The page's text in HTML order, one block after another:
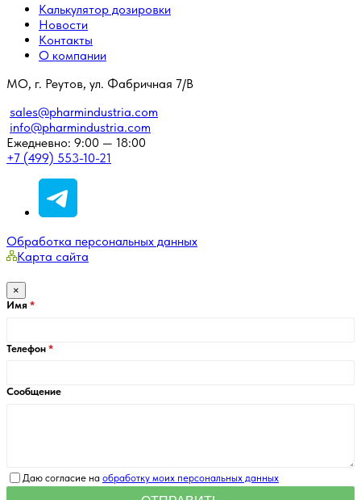
Калькулятор дозировки
Новости
Контакты
О компании
МО, г. Реутов, ул. Фабричная 7/В
sales@pharmindustria.com
info@pharmindustria.com
Ежедневно: 9:00 — 18:00
+7 (499) 553-10-21
Обработка персональных данных
Карта сайта
×
Имя
Телефон
Сообщение
Даю согласие на обработку моих персональных данных